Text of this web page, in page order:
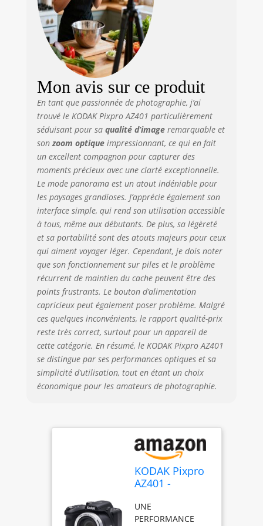
Mon avis sur ce produit
En tant que passionnée de photographie, j’ai
trouvé le KODAK Pixpro AZ401 particulièrement
séduisant pour sa qualité d’imageremarquable et
sonzoom optiqueimpressionnant, ce qui en fait
un excellent compagnon pour capturer des
moments précieux avec une clarté exceptionnelle.
Le mode panorama est un atout indéniable pour
les paysages grandioses. J’apprécie également son
interface simple, qui rend son utilisation accessible
à tous, même aux débutants. De plus, sa légèreté
et sa portabilité sont des atouts majeurs pour ceux
qui aiment voyager léger. Cependant, je dois noter
que son fonctionnement sur piles et le problème
récurrent de maintien du cache peuvent être des
points frustrants. Le bouton d’alimentation
capricieux peut également poser problème. Malgré
ces quelques inconvénients, le rapport qualité-prix
reste très correct, surtout pour un appareil de
cette catégorie. En résumé, le KODAK Pixpro AZ401
se distingue par ses performances optiques et sa
simplicité d’utilisation, tout en étant un choix
économique pour les amateurs de photographie.
KODAK Pixpro
AZ401 -
Bridge
Numérique 16
UNE
PERFORMANCE